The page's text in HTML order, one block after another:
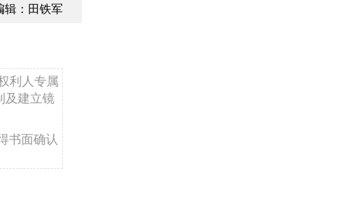
辑：田铁军
利人专属
及建立镜
书面确认